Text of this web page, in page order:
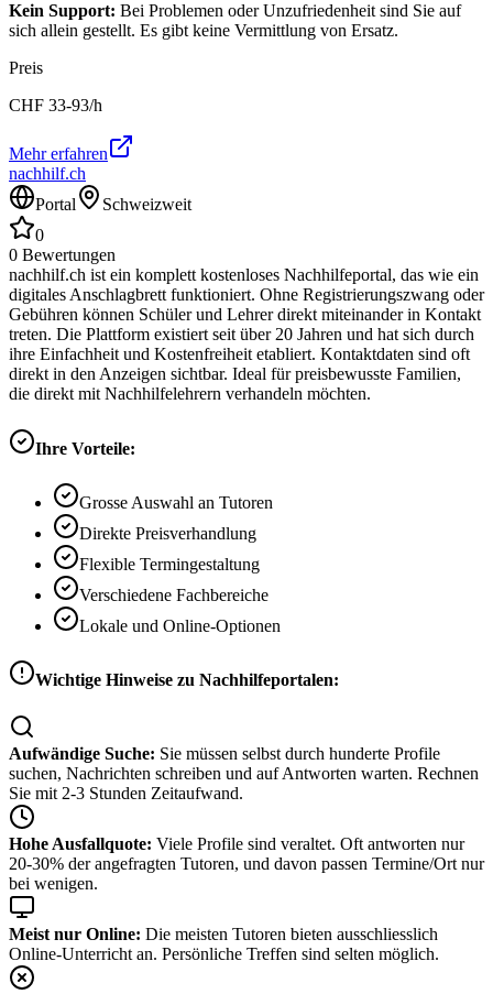
Kein Support: Bei Problemen oder Unzufriedenheit sind Sie auf
sich allein gestellt. Es gibt keine Vermittlung von Ersatz.
Preis
CHF 33-93/h
Mehr erfahren
nachhilf.ch
Portal
Schweizweit
0
0 Bewertungen
nachhilf.ch ist ein komplett kostenloses Nachhilfeportal, das wie ein
digitales Anschlagbrett funktioniert. Ohne Registrierungszwang oder
Gebühren können Schüler und Lehrer direkt miteinander in Kontakt
treten. Die Plattform existiert seit über 20 Jahren und hat sich durch
ihre Einfachheit und Kostenfreiheit etabliert. Kontaktdaten sind oft
direkt in den Anzeigen sichtbar. Ideal für preisbewusste Familien,
die direkt mit Nachhilfelehrern verhandeln möchten.
Ihre Vorteile:
Grosse Auswahl an Tutoren
Direkte Preisverhandlung
Flexible Termingestaltung
Verschiedene Fachbereiche
Lokale und Online-Optionen
Wichtige Hinweise zu Nachhilfeportalen:
Aufwändige Suche: Sie müssen selbst durch hunderte Profile
suchen, Nachrichten schreiben und auf Antworten warten. Rechnen
Sie mit 2-3 Stunden Zeitaufwand.
Hohe Ausfallquote: Viele Profile sind veraltet. Oft antworten nur
20-30% der angefragten Tutoren, und davon passen Termine/Ort nur
bei wenigen.
Meist nur Online: Die meisten Tutoren bieten ausschliesslich
Online-Unterricht an. Persönliche Treffen sind selten möglich.